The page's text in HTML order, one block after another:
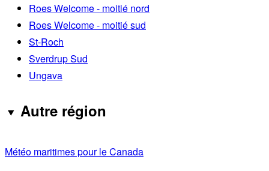
Roes Welcome - moitié nord
Roes Welcome - moitié sud
St-Roch
Sverdrup Sud
Ungava
Autre région
Météo maritimes pour le Canada